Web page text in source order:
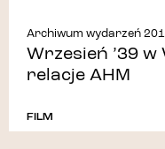
Archiwum wydarzeń
Wrzesień ’39 w
relacje AHM
FILM